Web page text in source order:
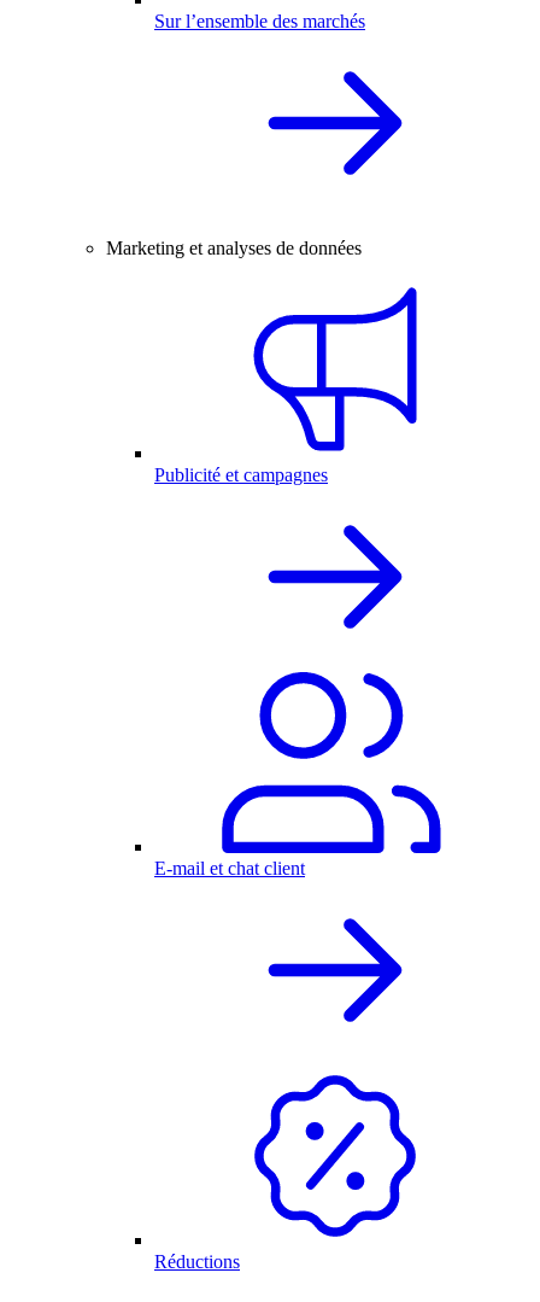
Sur l’ensemble des marchés
Marketing et analyses de données
Publicité et campagnes
E-mail et chat client
Réductions